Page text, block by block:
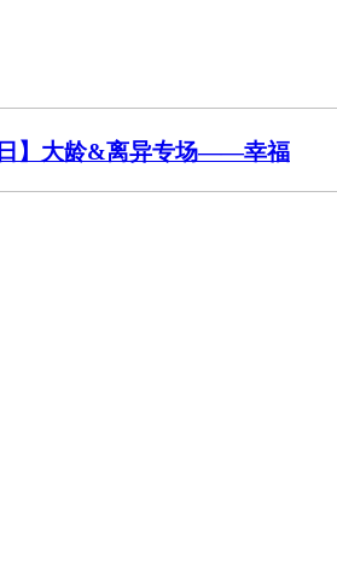
日】大龄&离异专场——幸福